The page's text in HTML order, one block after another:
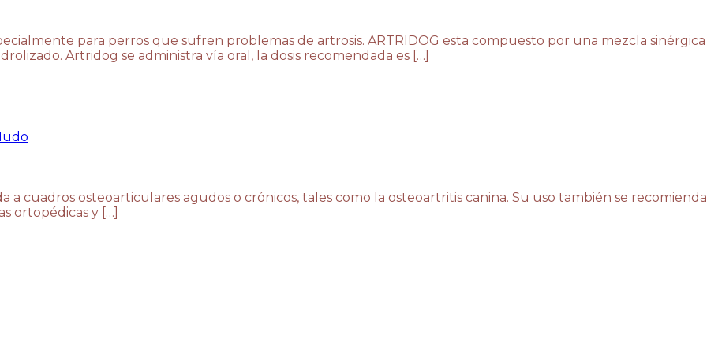
para perros que sufren problemas de artrosis. ARTRIDOG esta compuesto por una mezcla
Artridog se administra vía oral, la dosis recomendada es […]
a cuadros osteoarticulares agudos o crónicos, tales como la osteoartritis canina. Su uso también se
ortopédicas y […]